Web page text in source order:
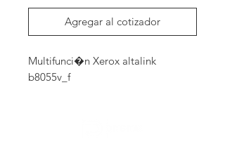
Agregar al cotizador
Multifunci�n Xerox altalink
b8055v_f